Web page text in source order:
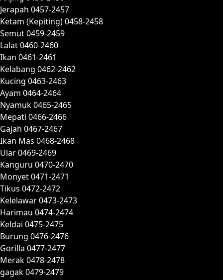
Jerapah 0457-2457
Ketam (Kepiting) 0458-2458
Semut 0459-2459
Lalat 0460-2460
Ikan 0461-2461
Kelabang 0462-2462
Kucing 0463-2463
Ayam 0464-2464
Nyamuk 0465-2465
Mepati 0466-2466
Gajah 0467-2467
Ikan Mas 0468-2468
Ular 0469-2469
Kanguru 0470-2470
Monyet 0471-2471
Tikus 0472-2472
Kelelawar 0473-2473
Harimau 0474-2474
Keldai 0475-2475
Burung 0476-2476
Gorilla 0477-2477
Merak 0478-2478
gagak 0479-2479